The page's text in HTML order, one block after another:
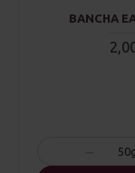
BANCHA